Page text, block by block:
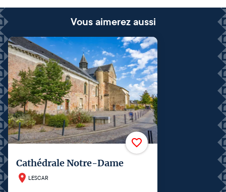
Vous aimerez aussi
Cathédrale Notre-Dame
LESCAR